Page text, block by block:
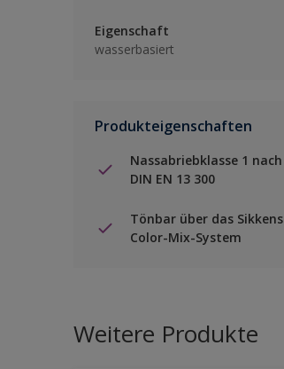
Eigenschaft
wasserbasiert
Produkteigenschaften
Nassabriebklasse 1 nach
DIN EN 13 300
Tönbar über das Sikkens
Color-Mix-System
Weitere Produkte